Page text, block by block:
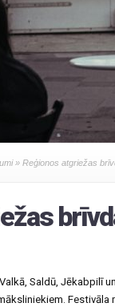
» Reģionos atgriežas
Saldū, Jēkabpilī